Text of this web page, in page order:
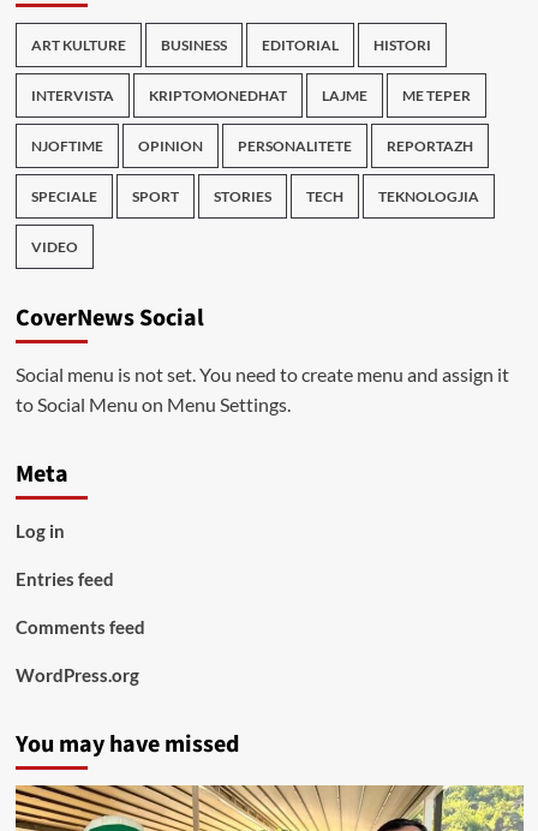
ART KULTURE BUSINESS EDITORIAL HISTORI
INTERVISTA KRIPTOMONEDHAT LAJME ME TEPER
NJOFTIME OPINION PERSONALITETE REPORTAZH
SPECIALE SPORT STORIES TECH TEKNOLOGJIA
VIDEO
CoverNews Social
Social menu is not set. You need to create menu and assign it
to Social Menu on Menu Settings.
Meta
Log in
Entries feed
Comments feed
WordPress.org
You may have missed